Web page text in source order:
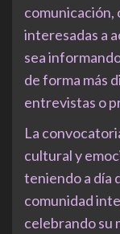
comunicación,
interesadas a
sea
de forma más
entrevistas o
La
cultural y
teniendo a día
comunidad
celebrando su